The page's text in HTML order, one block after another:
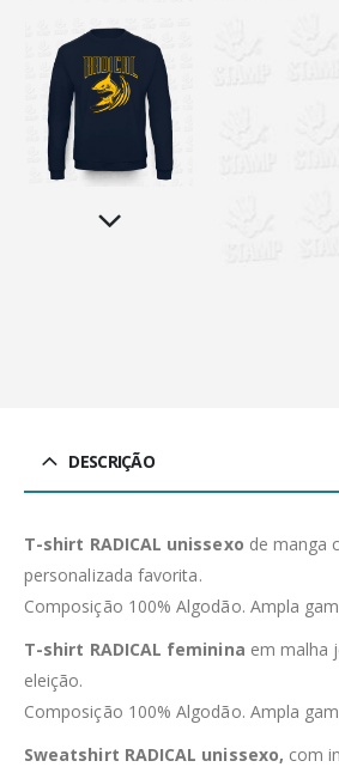
DESCRIÇÃO
T-shirt RADICAL unissexo de manga
personalizada favorita.
Composição 100% Algodão. Ampla
T-shirt RADICAL feminina em malha
eleição.
Composição 100% Algodão. Ampla
Sweatshirt RADICAL unissexo, com